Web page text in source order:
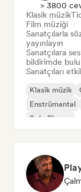
> 3800
Klasik müzik
Film müziği
Sanatçılarla
yayınlayın
Sanatçılara
bildirimde
Sanatçıları
Klasik müzik
Enstrümantal
Solo Piyano